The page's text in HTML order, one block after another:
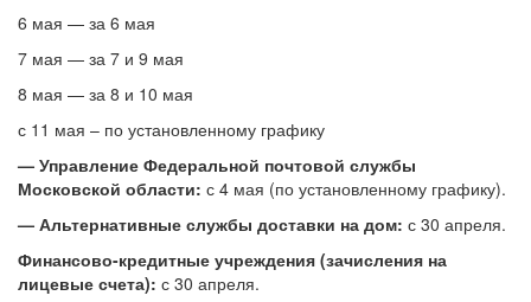
6 мая — за 6 мая
7 мая — за 7 и 9 мая
8 мая — за 8 и 10 мая
с 11 мая – по установленному графику
— Управление Федеральной почтовой службы
Московской области: с 4 мая (по установленному графику).
— Альтернативные службы доставки на дом: с 30 апреля.
Финансово-кредитные учреждения (зачисления на
лицевые счета): с 30 апреля.